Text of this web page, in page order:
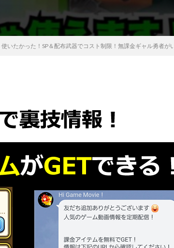
いたかった！SP＆配布武器でコスト制限！無課金ギャル勇者が